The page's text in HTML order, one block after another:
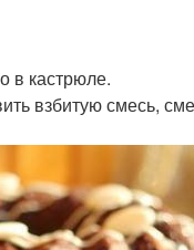
в кастрюле.
взбитую смесь,